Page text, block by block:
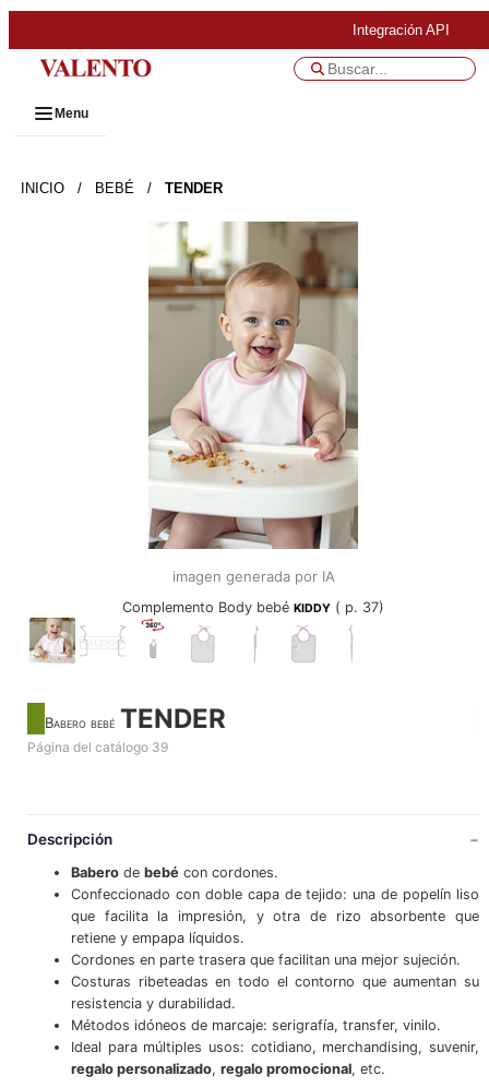
Integración API
Menu
INICIO / BEBÉ / TENDER
imagen generada por IA
Complemento Body bebé KIDDY ( p. 37)
Babero bebé TENDER
Página del catálogo 39
Descripción
Baberode bebécon cordones.
Confeccionado con doble capa de tejido: una de popelín liso
que facilita la impresión, y otra de rizo absorbente que
retiene y empapa líquidos.
Cordones en parte trasera que facilitan una mejor sujeción.
Costuras ribeteadas en todo el contorno que aumentan su
resistencia y durabilidad.
Métodos idóneos de marcaje: serigrafía, transfer, vinilo.
Ideal para múltiples usos: cotidiano, merchandising, suvenir,
regalo personalizado, regalo promocional, etc.